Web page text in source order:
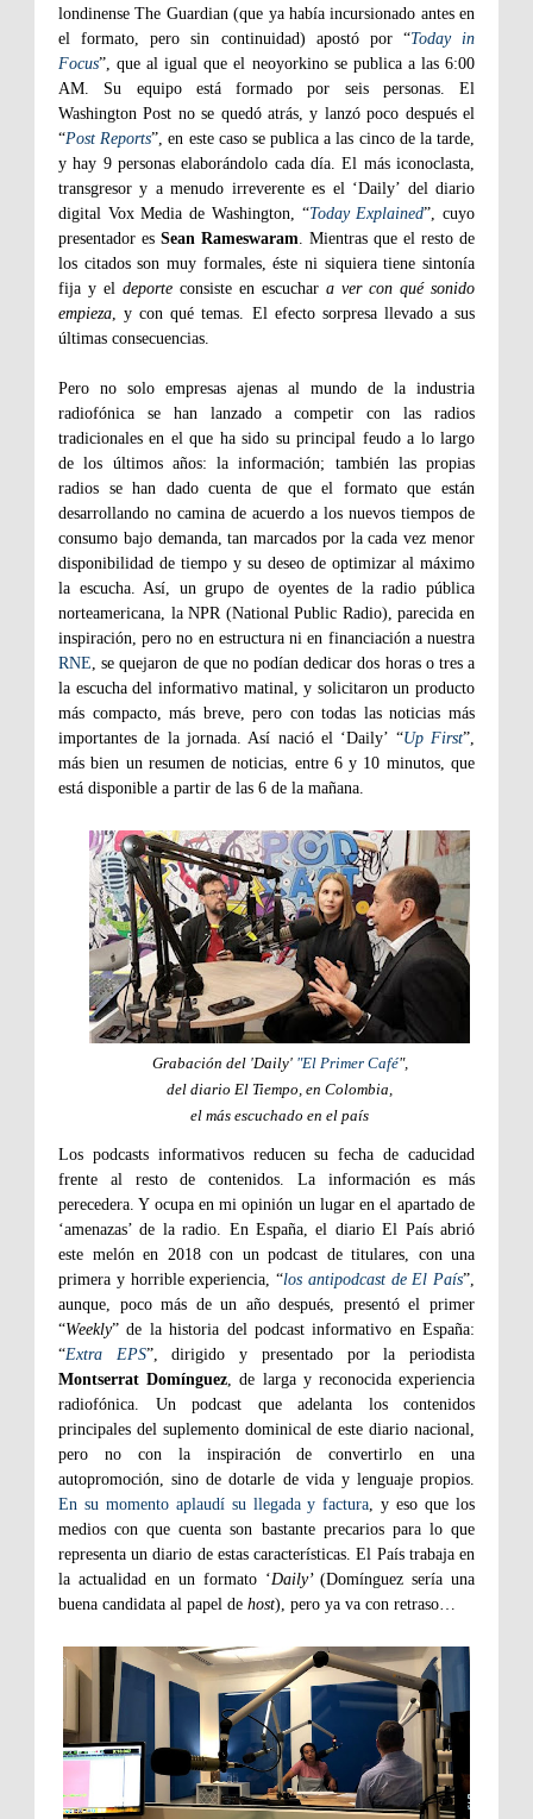
londinense The Guardian (que ya había incursionado antes en
el formato, pero sin continuidad) apostó por “Today in
Focus”, que al igual que el neoyorkino se publica a las 6:00
AM. Su equipo está formado por seis personas. El
Washington Post no se quedó atrás, y lanzó poco después el
“Post Reports”, en este caso se publica a las cinco de la tarde,
y hay 9 personas elaborándolo cada día. El más iconoclasta,
transgresor y a menudo irreverente es el ‘Daily’ del diario
digital Vox Media de Washington, “Today Explained”, cuyo
presentador es Sean Rameswaram. Mientras que el resto de
los citados son muy formales, éste ni siquiera tiene sintonía
fija y el deporte consiste en escuchar a ver con qué sonido
empieza, y con qué temas. El efecto sorpresa llevado a sus
últimas consecuencias.
Pero no solo empresas ajenas al mundo de la industria
radiofónica se han lanzado a competir con las radios
tradicionales en el que ha sido su principal feudo a lo largo
de los últimos años: la información; también las propias
radios se han dado cuenta de que el formato que están
desarrollando no camina de acuerdo a los nuevos tiempos de
consumo bajo demanda, tan marcados por la cada vez menor
disponibilidad de tiempo y su deseo de optimizar al máximo
la escucha. Así, un grupo de oyentes de la radio pública
norteamericana, la NPR (National Public Radio), parecida en
inspiración, pero no en estructura ni en financiación a nuestra
RNE, se quejaron de que no podían dedicar dos horas o tres a
la escucha del informativo matinal, y solicitaron un producto
más compacto, más breve, pero con todas las noticias más
importantes de la jornada. Así nació el ‘Daily’ “Up First”,
más bien un resumen de noticias, entre 6 y 10 minutos, que
está disponible a partir de las 6 de la mañana.
Grabación del 'Daily' "El Primer Café",
del diario El Tiempo, en Colombia,
el más escuchado en el país
Los podcasts informativos reducen su fecha de caducidad
frente al resto de contenidos. La información es más
perecedera. Y ocupa en mi opinión un lugar en el apartado de
‘amenazas’ de la radio. En España, el diario El País abrió
este melón en 2018 con un podcast de titulares, con una
primera y horrible experiencia, “los antipodcast de El País”,
aunque, poco más de un año después, presentó el primer
“Weekly” de la historia del podcast informativo en España:
“Extra EPS”, dirigido y presentado por la periodista
Montserrat Domínguez, de larga y reconocida experiencia
radiofónica. Un podcast que adelanta los contenidos
principales del suplemento dominical de este diario nacional,
pero no con la inspiración de convertirlo en una
autopromoción, sino de dotarle de vida y lenguaje propios.
En su momento aplaudí su llegada y factura, y eso que los
medios con que cuenta son bastante precarios para lo que
representa un diario de estas características. El País trabaja en
la actualidad en un formato ‘Daily’ (Domínguez sería una
buena candidata al papel de host), pero ya va con retraso…